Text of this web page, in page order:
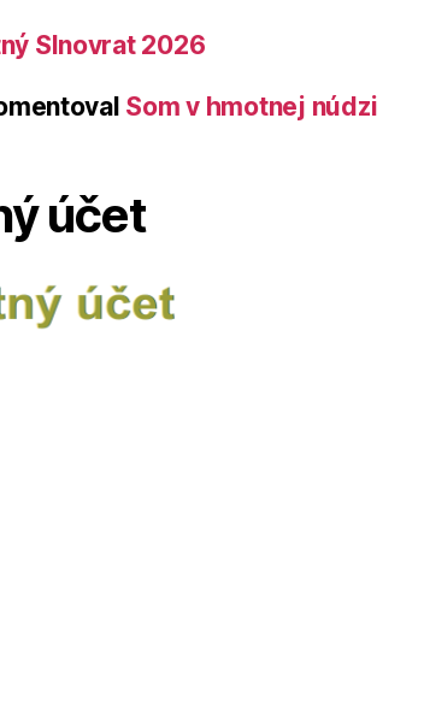
Slnovrat 2026
Som v hmotnej núdzi
účet